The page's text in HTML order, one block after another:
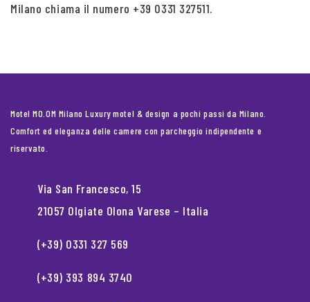
Milano chiama il numero +39 0331 327511.
Motel MO.OM Milano Luxury motel & design a pochi passi da Milano.
Comfort ed eleganza delle camere con parcheggio indipendente e
riservato.
Via San Francesco, 15
21057 Olgiate Olona Varese – Italia
(+39) 0331 327 569
(+39) 393 894 3740